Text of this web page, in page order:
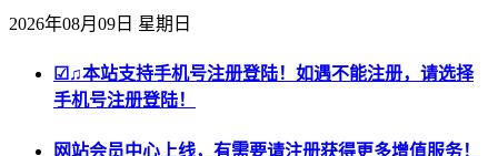
2026年08月09日 星期日
☑♫本站支持手机号注册登陆！如遇不能注册，请选择
手机号注册登陆！
网站会员中心上线，有需要请注册获得更多增值服务！